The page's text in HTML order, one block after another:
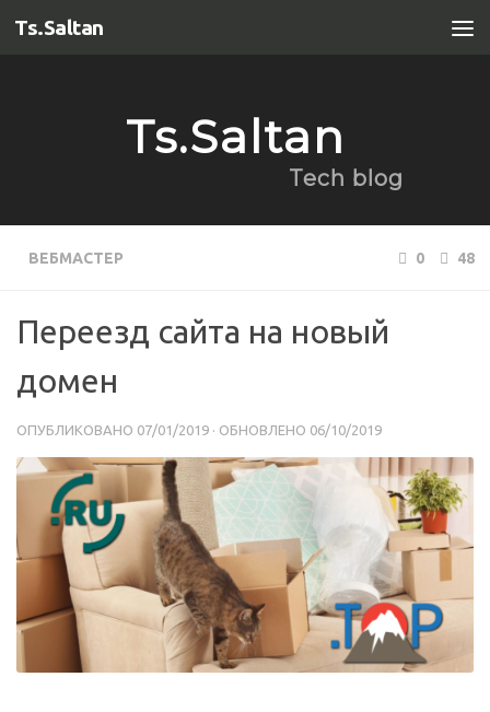
Перейти к содержимому
Ts.Saltan
Ts.Saltan
Tech blog
ВЕБМАСТЕР 48
0
Переезд сайта на новый
домен
ОПУБЛИКОВАНО 07/01/2019 · ОБНОВЛЕНО 06/10/2019